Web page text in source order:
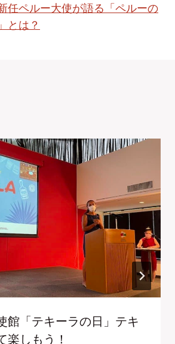
任ペルー大使が語る「ペルーの
とは？
館「テキーラの日」テキ
楽しもう！